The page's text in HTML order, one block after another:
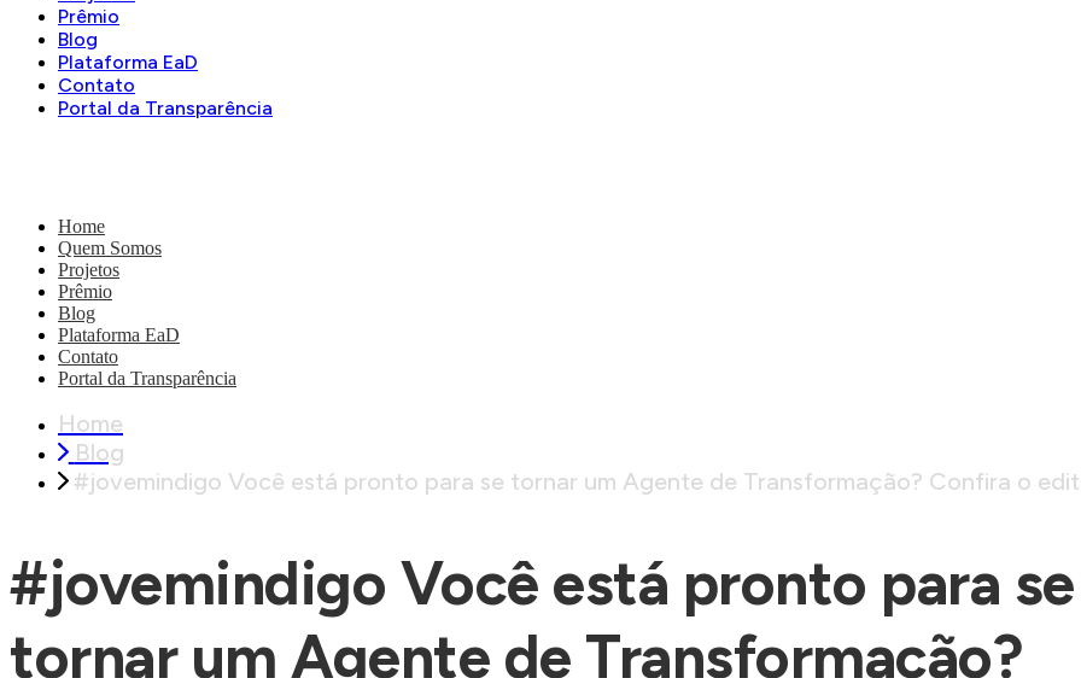
Prêmio
Blog
Plataforma EaD
Contato
Portal da Transparência
Home
Quem Somos
Projetos
Prêmio
Blog
Plataforma EaD
Contato
Portal da Transparência
Home
Blog
#jovemindigo Você está pronto para se tornar um Agente de Transformação? Confira o
#jovemindigo Você está pronto para se
tornar um Agente de Transformação?